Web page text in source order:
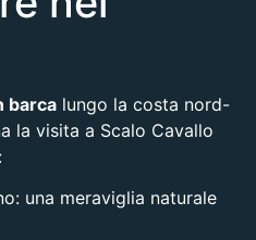
barca lungo la costa nord-
la visita a Scalo Cavallo
: una meraviglia naturale